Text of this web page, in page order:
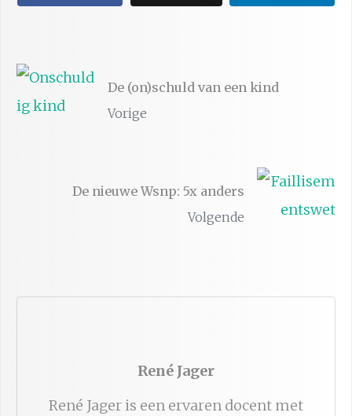
De (on)schuld van een kind
Vorige
De nieuwe Wsnp: 5x anders
Volgende
René Jager
René Jager is een ervaren docent met